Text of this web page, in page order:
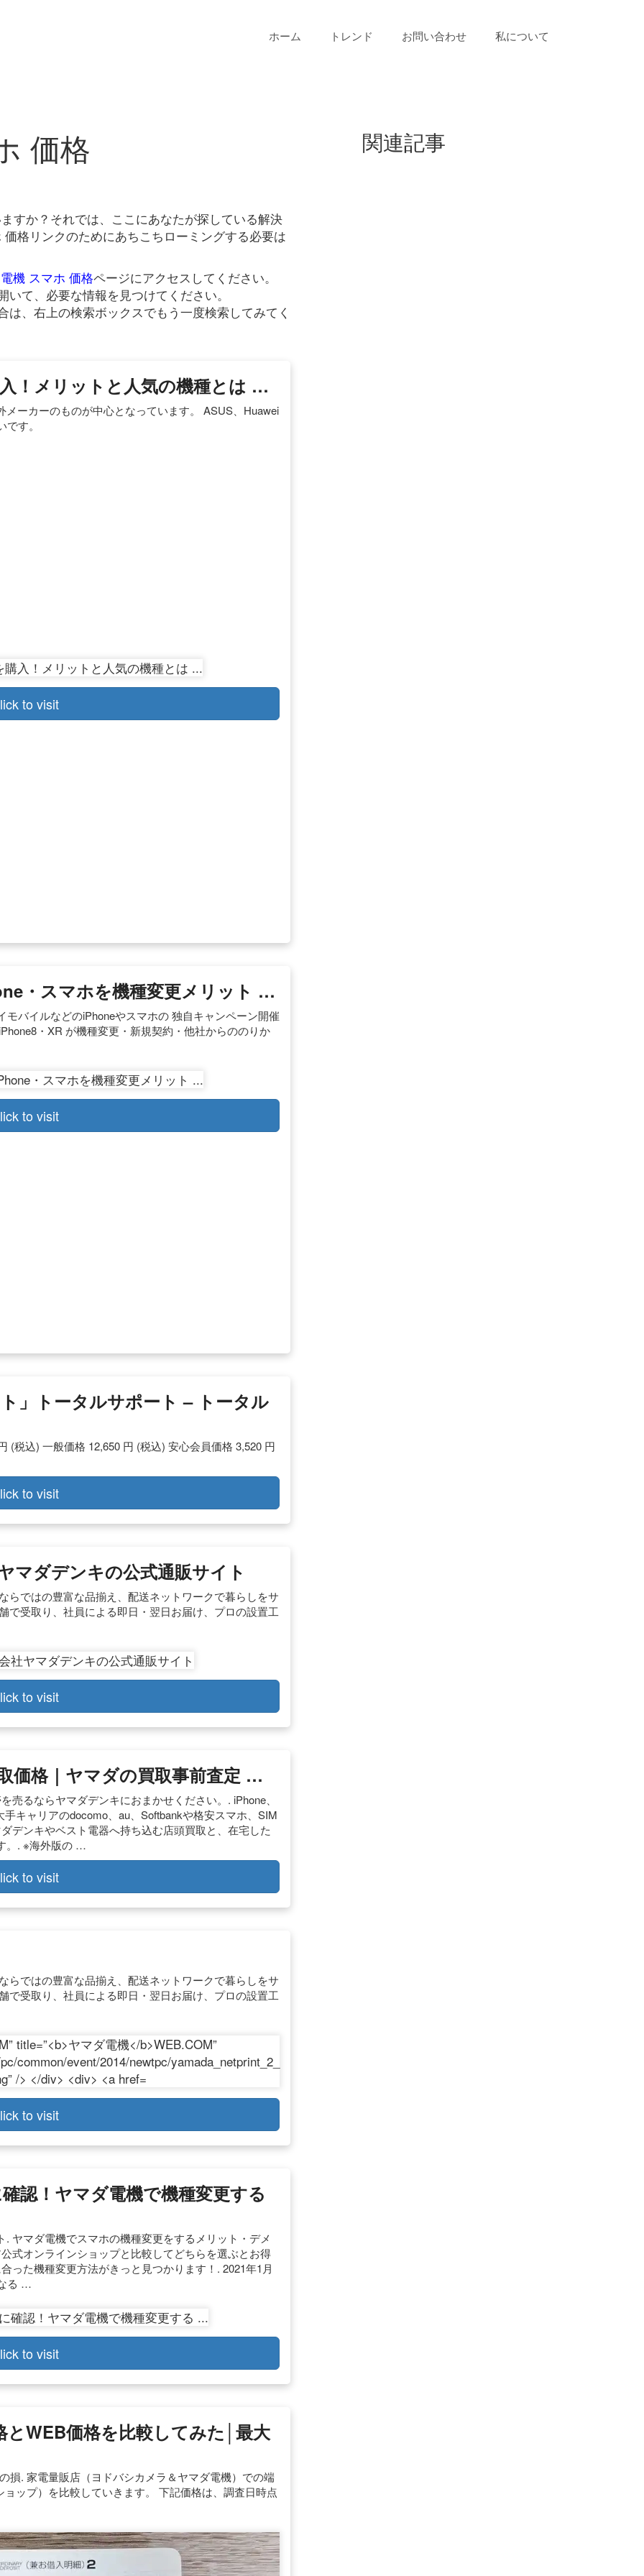
ホーム トレンド お問い合わせ 私について
価格
すか？それでは、ここにあなたが探している解決
格リンクのためにあちこちローミングする必要は
機 スマホ 価格ページにアクセスしてください。
て、必要な情報を見つけてください。
は、右上の検索ボックスでもう一度検索してみてく
！メリットと人気の機種とは …
ーカーのものが中心となっています。 ASUS、Huawei
す。
to visit
・スマホを機種変更メリット …
バイルなどのiPhoneやスマホの 独自キャンペーン開催
・XR が機種変更・新規契約・他社からののりか
to visit
」トータルサポート – トータル
(税込) 一般価格 12,650 円 (税込) 安心会員価格 3,520 円
to visit
マダデンキの公式通販サイト
らではの豊富な品揃え、配送ネットワークで暮らしをサ
で受取り、社員による即日・翌日お届け、プロの設置工
to visit
価格｜ヤマダの買取事前査定 …
るならヤマダデンキにおまかせください。. iPhone、
キャリアのdocomo、au、Softbankや格安スマホ、SIM
デンキやベスト電器へ持ち込む店頭買取と、在宅した
。. ※海外版の …
to visit
らではの豊富な品揃え、配送ネットワークで暮らしをサ
で受取り、社員による即日・翌日お届け、プロの設置工
to visit
認！ヤマダ電機で機種変更する
ヤマダ電機でスマホの機種変更をするメリット・デメ
式オンラインショップと比較してどちらを選ぶとお得
った機種変更方法がきっと見つかります！. 2021年1月
る …
to visit
WEB価格を比較してみた│最大
損. 家電量販店（ヨドバシカメラ＆ヤマダ電機）での端
ップ）を比較していきます。 下記価格は、調査日時点
関連記事